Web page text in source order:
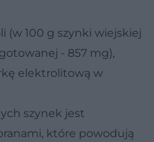
(w 100 g szynki wiejskiej
- 857 mg),
elektrolitową w
szynek jest
które powodują